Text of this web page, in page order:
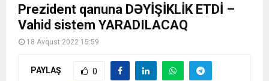
Prezident qanuna DƏYİŞİKLİK ETDİ –
Vahid sistem YARADILACAQ
18 Avqust 2022 15:59
PAYLAŞ 0